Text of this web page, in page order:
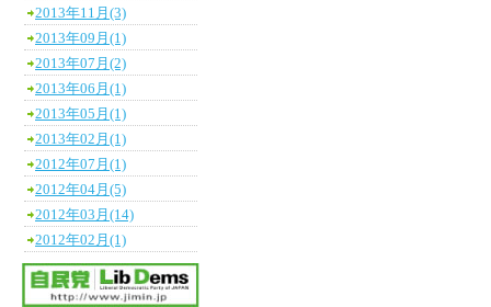
2013年11月(3)
2013年09月(1)
2013年07月(2)
2013年06月(1)
2013年05月(1)
2013年02月(1)
2012年07月(1)
2012年04月(5)
2012年03月(14)
2012年02月(1)